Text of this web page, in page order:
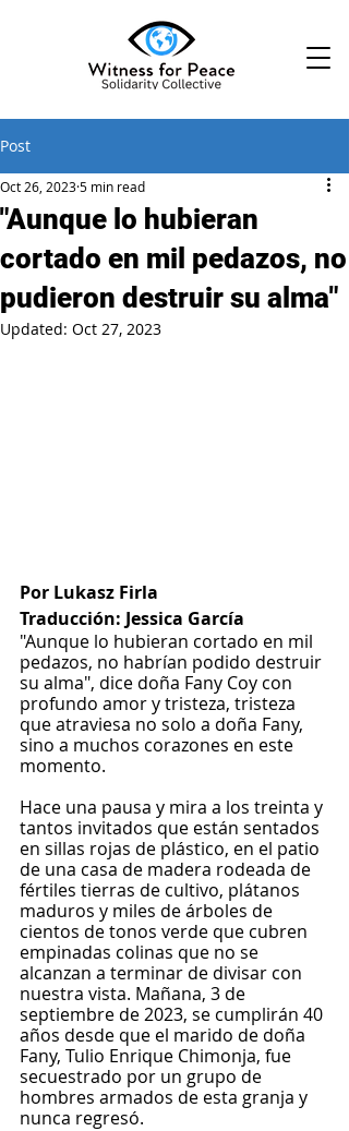
Post
"Aunque lo hubieran
cortado en mil pedazos, no
pudieron destruir su alma"
Oct 26, 20235 min read
Updated: Oct 27, 2023
Por Lukasz Firla
Traducción: Jessica García
"Aunque lo hubieran cortado en mil
pedazos, no habrían podido destruir
su alma", dice doña Fany Coy con
profundo amor y tristeza, tristeza
que atraviesa no solo a doña Fany,
sino a muchos corazones en este
momento.
Hace una pausa y mira a los treinta y
tantos invitados que están sentados
en sillas rojas de plástico, en el patio
de una casa de madera rodeada de
fértiles tierras de cultivo, plátanos
maduros y miles de árboles de
cientos de tonos verde que cubren
empinadas colinas que no se
alcanzan a terminar de divisar con
nuestra vista. Mañana, 3 de
septiembre de 2023, se cumplirán 40
años desde que el marido de doña
Fany, Tulio Enrique Chimonja, fue
secuestrado por un grupo de
hombres armados de esta granja y
nunca regresó.